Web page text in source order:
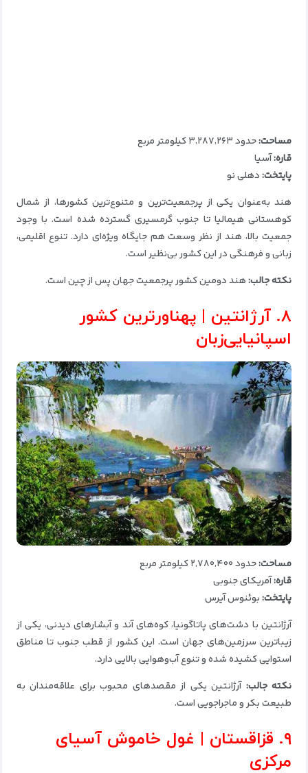
مساحت:حدود ۳٬۲۸۷٬۲۶۳ کیلومتر مربع
قاره:آسیا
پایتخت:دهلی نو
هند به‌عنوان یکی از پرجمعیت‌ترین و متنوع‌ترین کشورها، از شمال
کوهستانی هیمالیا تا جنوب گرمسیری گسترده شده است. با وجود
جمعیت بالا، هند از نظر وسعت هم جایگاه ویژه‌ای دارد. تنوع اقلیمی،
زبانی و فرهنگی در این کشور بی‌نظیر است.
نکته جالب:هند دومین کشور پرجمعیت جهان پس از چین است.
۸. آرژانتین | پهناورترین کشور
اسپانیایی‌زبان
مساحت:حدود ۲٬۷۸۰٬۴۰۰ کیلومتر مربع
قاره:آمریکای جنوبی
پایتخت:بوئنوس آیرس
آرژانتین با دشت‌های پاتاگونیا، کوه‌های آند و آبشارهای دیدنی، یکی از
زیباترین سرزمین‌های جهان است. این کشور از قطب جنوب تا مناطق
استوایی کشیده شده و تنوع آب‌وهوایی بالایی دارد.
نکته جالب: آرژانتین یکی از مقصدهای محبوب برای علاقه‌مندان به
طبیعت بکر و ماجراجویی است.
۹. قزاقستان | غول خاموش آسیای
مرکزی